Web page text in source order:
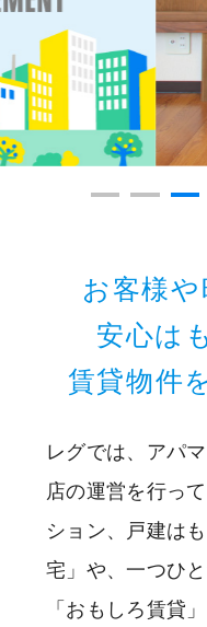
お客様や
安心は
賃貸物件
レグでは、アパ
店の運営を行っ
ション、戸建は
宅」や、一つひ
「おもしろ賃貸